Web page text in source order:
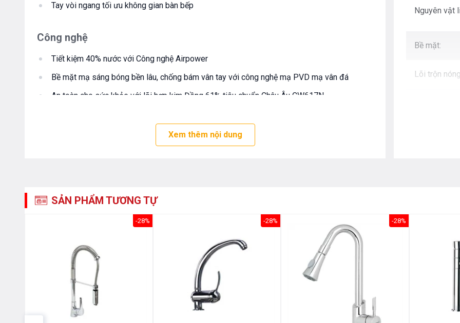
Tay vòi ngang tối ưu không gian bàn bếp
Công nghệ
Tiết kiệm 40% nước với Công nghệ Airpower
Bề mặt mạ sáng bóng bền lâu, chống bám vân tay với công nghệ mạ PVD mạ vân đá
An toàn cho sức khỏe với lõi hợp kim Đồng 61% tiêu chuẩn Châu Âu CW617N
Dây cấp nóng lạnh thương hiệu NEOPERL Thụy Sỹ chống xoắn, chịu nhiệt tối đa đạt tiêu
Xem thêm nội dung
Nguyên vật
Bề mặt:
Lõi trộn
SẢN PHẨM TƯƠNG TỰ
-28% -28% -28%